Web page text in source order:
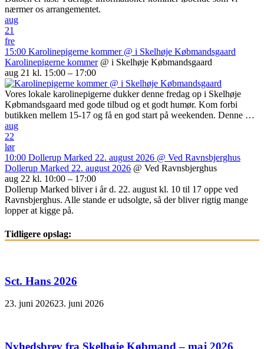
nærmer os arrangementet.
aug
21
fre
15:00 Karolinepigerne kommer @ i Skelhøje Købmandsgaard
Karolinepigerne kommer @ i Skelhøje Købmandsgaard
aug 21 kl. 15:00 – 17:00
Vores lokale karolinepigerne dukker denne fredag op i Skelhøje
Købmandsgaard med gode tilbud og et godt humør. Kom forbi
butikken mellem 15-17 og få en god start på weekenden. Denne …
aug
22
lør
10:00 Dollerup Marked 22. august 2026 @ Ved Ravnsbjerghus
Dollerup Marked 22. august 2026 @ Ved Ravnsbjerghus
aug 22 kl. 10:00 – 17:00
Dollerup Marked bliver i år d. 22. august kl. 10 til 17 oppe ved
Ravnsbjerghus. Alle stande er udsolgte, så der bliver rigtig mange
lopper at kigge på.
Tidligere opslag:
Sct. Hans 2026
23. juni 202623. juni 2026
Nyhedsbrev fra Skelhøje Købmand – maj 2026